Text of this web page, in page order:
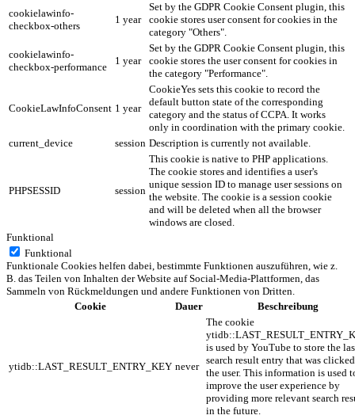
cookielawinfo-
checkbox-others
1 year
Set by the GDPR Cookie Consent plugin, this
cookie stores user consent for cookies in the
category "Others".
cookielawinfo-
checkbox-performance
1 year
Set by the GDPR Cookie Consent plugin, this
cookie stores the user consent for cookies in
the category "Performance".
CookieLawInfoConsent 1 year
CookieYes sets this cookie to record the
default button state of the corresponding
category and the status of CCPA. It works
only in coordination with the primary cookie.
current_device
session Description is currently not available.
PHPSESSID session
This cookie is native to PHP applications.
The cookie stores and identifies a user's
unique session ID to manage user sessions on
the website. The cookie is a session cookie
and will be deleted when all the browser
windows are closed.
Funktional
Funktional
Funktionale Cookies helfen dabei, bestimmte Funktionen auszuführen, wie z.
B. das Teilen von Inhalten der Website auf Social-Media-Plattformen, das
Sammeln von Rückmeldungen und andere Funktionen von Dritten.
Cookie
Dauer Beschreibung
ytidb::LAST_RESULT_ENTRY_KEY never
The cookie
is used by YouTube to store the
search result entry that was
the user. This information is used
improve the user experience by
providing more relevant search
in the future.